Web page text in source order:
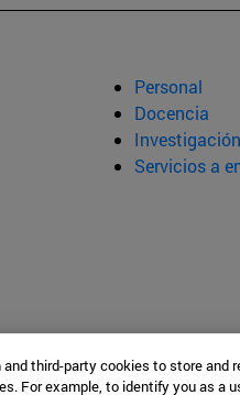
Personal
Docencia
Investigación
Servicios a
third-party cookies to store and
For example, to identify you as a